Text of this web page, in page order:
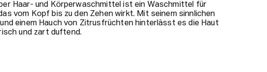
Haar- und Körperwaschmittel ist ein Waschmittel für
vom Kopf bis zu den Zehen wirkt. Mit seinem sinnlichen
einem Hauch von Zitrusfrüchten hinterlässt es die Haut
und zart duftend.